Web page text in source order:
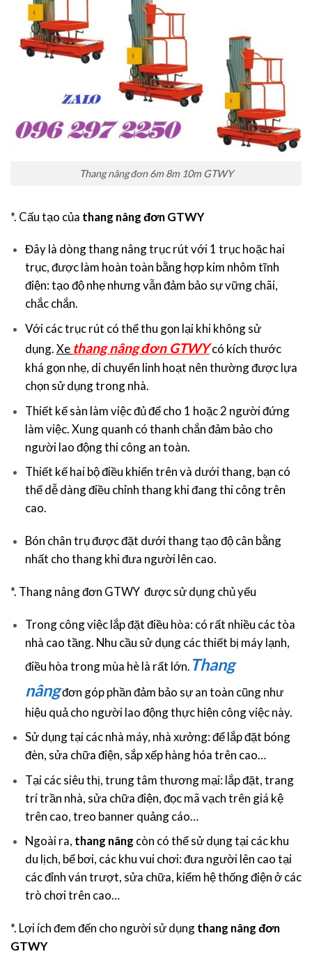
Thang nâng đơn 6m 8m 10m GTWY
*. Cấu tạo của thang nâng đơn GTWY
Đây là dòng thang nâng trục rút với 1 trục hoặc hai
trục, được làm hoàn toàn bằng hợp kim nhôm tĩnh
điện: tạo độ nhẹ nhưng vẫn đảm bảo sự vững chãi,
chắc chắn.
Với các trục rút có thể thu gọn lại khi không sử
dụng.Xe thang nâng đơn GTWYcó kích thước
khá gọn nhẹ, di chuyển linh hoạt nên thường được lựa
chọn sử dụng trong nhà.
Thiết kế sàn làm việc đủ để cho 1 hoặc 2 người đứng
làm việc. Xung quanh có thanh chắn đảm bảo cho
người lao động thi công an toàn.
Thiết kế hai bộ điều khiển trên và dưới thang, bạn có
thể dễ dàng điều chỉnh thang khi đang thi công trên
cao.
Bón chân trụ được đặt dưới thang tạo độ cân bằng
nhất cho thang khi đưa người lên cao.
*. Thang nâng đơn GTWY được sử dụng chủ yếu
Trong công việc lắp đặt điều hòa: có rất nhiều các tòa
nhà cao tầng. Nhu cầu sử dụng các thiết bị máy lạnh,
điều hòa trong mùa hè là rất lớn. Thang
nângđơn góp phần đảm bảo sự an toàn cũng như
hiệu quả cho người lao động thực hiện công việc này.
Sử dụng tại các nhà máy, nhà xưởng: để lắp đặt bóng
đèn, sửa chữa điện, sắp xếp hàng hóa trên cao…
Tại các siêu thị, trung tâm thương mại: lắp đặt, trang
trí trần nhà, sửa chữa điện, đọc mã vạch trên giá kệ
trên cao, treo banner quảng cáo…
Ngoài ra, thang nâng còn có thể sử dụng tại các khu
du lịch, bể bơi, các khu vui chơi: đưa người lên cao tại
các đỉnh ván trượt, sửa chữa, kiểm hệ thống điện ở các
trò chơi trên cao…
*. Lợi ích đem đến cho người sử dụngthang nâng đơn
GTWY